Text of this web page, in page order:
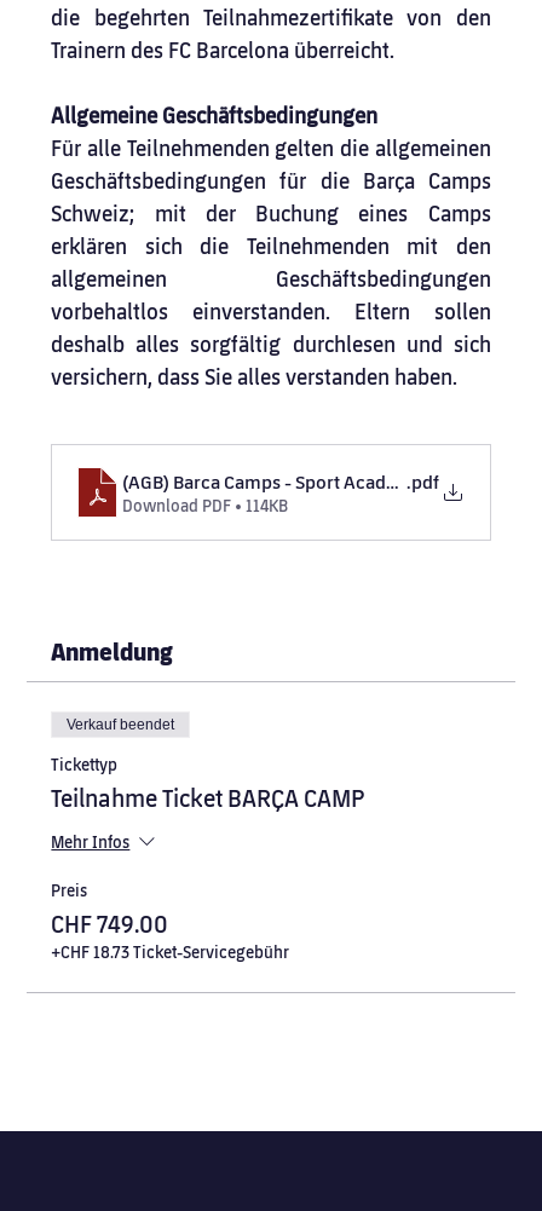
die begehrten Teilnahmezertifikate von den
Trainern des FC Barcelona überreicht.
Allgemeine Geschäftsbedingungen
Für alle Teilnehmenden gelten die allgemeinen
Geschäftsbedingungen für die Barça Camps
Schweiz; mit der Buchung eines Camps
erklären sich die Teilnehmenden mit den
allgemeinen Geschäftsbedingungen
vorbehaltlos einverstanden. Eltern sollen
deshalb alles sorgfältig durchlesen und sich
versichern, dass Sie alles verstanden haben.
(AGB) Barca Camps - Sport Academy Pro GmbH
.pdf
Download PDF • 114KB
Anmeldung
Verkauf beendet
Tickettyp
Teilnahme Ticket BARÇA CAMP
Mehr Infos
Preis
CHF 749.00
+CHF 18.73 Ticket-Servicegebühr